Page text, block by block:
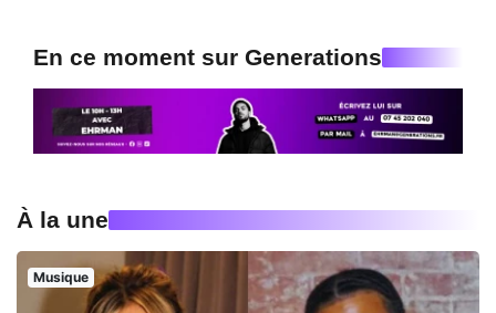
En ce moment sur Generations
À la une
Musique